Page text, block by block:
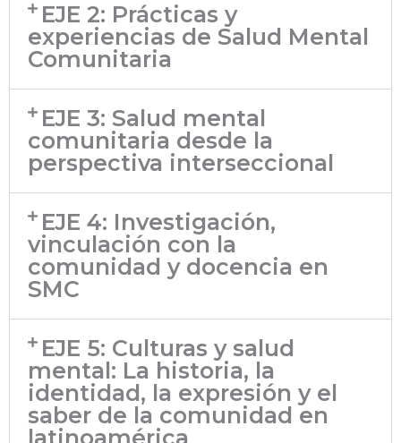
EJE 2: Prácticas y
experiencias de Salud Mental
Comunitaria
EJE 3: Salud mental
comunitaria desde la
perspectiva interseccional
EJE 4: Investigación,
vinculación con la
comunidad y docencia en
SMC
EJE 5: Culturas y salud
mental: La historia, la
identidad, la expresión y el
saber de la comunidad en